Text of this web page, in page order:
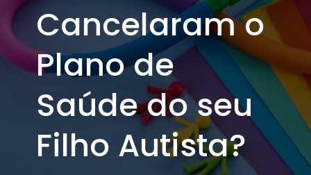
Cancelaram o
Plano de
Saúde do seu
Filho Autista?